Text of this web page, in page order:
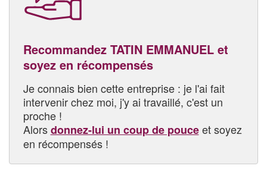
Recommandez TATIN EMMANUEL et
soyez en récompensés
Je connais bien cette entreprise : je l'ai fait
intervenir chez moi, j'y ai travaillé, c'est un
proche !
Alorsdonnez-lui un coup de pouceet soyez
en récompensés !